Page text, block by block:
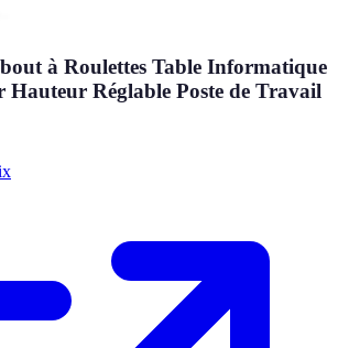
à Roulettes Table Informatique
Réglable Poste de Travail